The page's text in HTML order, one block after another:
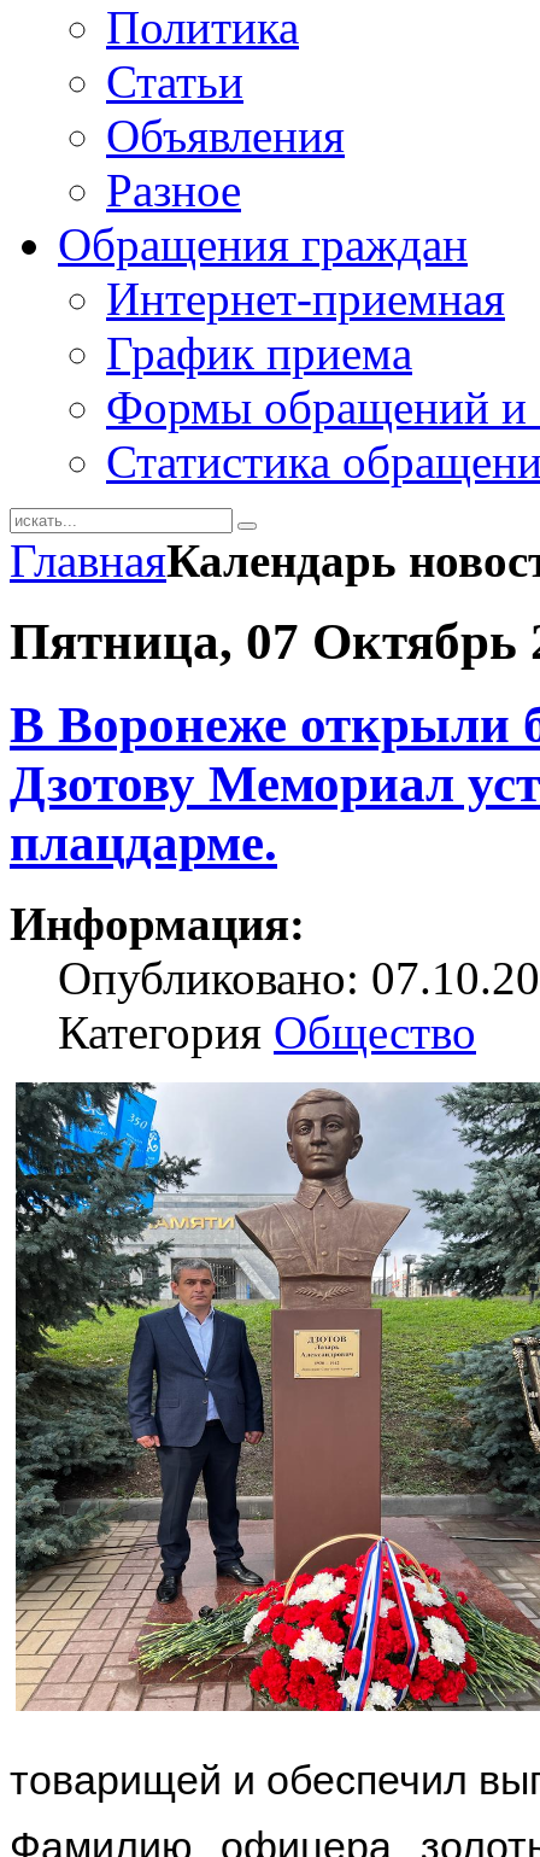
Политика
Статьи
Объявления
Разное
Обращения граждан
Интернет-приемная
График приема
Формы обращений и
Статистика
ГлавнаяКалендарь
Пятница, 07 Октябрь
В Воронеже открыли
Дзотову Мемориал
плацдарме.
Информация:
Опубликовано:
Категория Общество
товарищей и обеспечил
Фамилию офицера